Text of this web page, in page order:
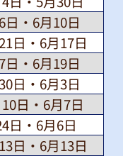
・6月10日
日・6月17日
・6月19日
日・6月3日
日・6月7日
日・6月6日
日・6月13日